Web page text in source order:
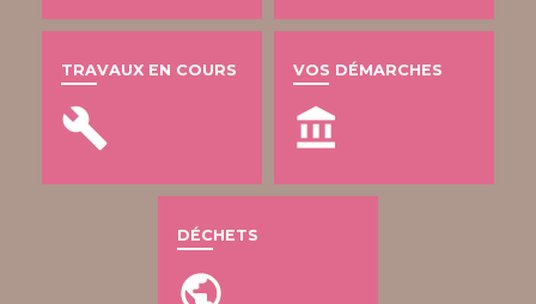
TRAVAUX EN COURS
build
VOS DÉMARCHES
account_balance
DÉCHETS
public